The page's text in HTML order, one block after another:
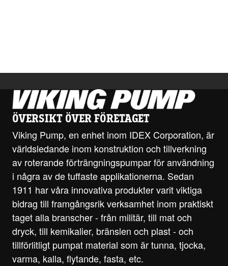
ÖVERSIKT ÖVER FÖRETAGET
Viking Pump, en enhet inom IDEX Corporation, är
världsledande inom konstruktion och tillverkning
av roterande förträngningspumpar för användning
i några av de tuffaste applikationerna. Sedan
1911 har våra innovativa produkter varit viktiga
bidrag till framgångsrik verksamhet inom praktiskt
taget alla branscher - från militär, till mat och
dryck, till kemikalier, bränslen och plast - och
tillförlitligt pumpat material som är tunna, tjocka,
varma, kalla, flytande, fasta, etc.